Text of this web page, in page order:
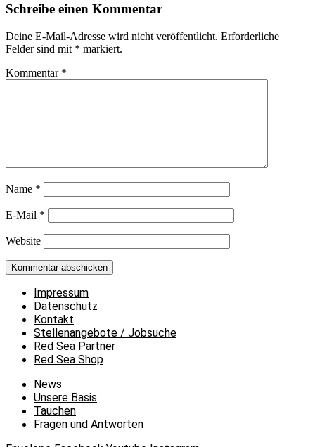
Schreibe einen Kommentar
Deine E-Mail-Adresse wird nicht veröffentlicht. Erforderliche
Felder sind mit * markiert.
Kommentar *
Name *
E-Mail *
Website
Impressum
Datenschutz
Kontakt
Stellenangebote / Jobsuche
Red Sea Partner
Red Sea Shop
News
Unsere Basis
Tauchen
Fragen und Antworten